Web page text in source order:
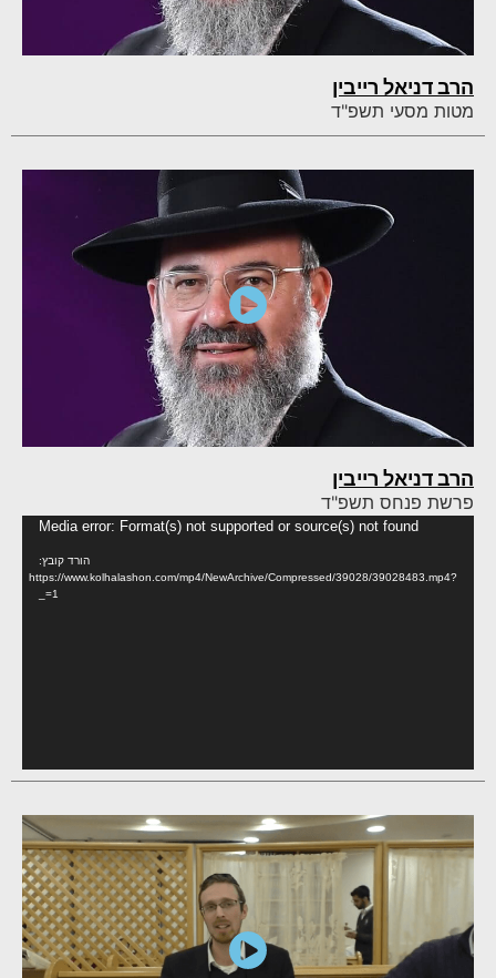
הרב דניאל רייבין
מטות מסעי תשפ"ד
הרב דניאל רייבין
פרשת פנחס תשפ"ד
Media error: Format(s) not supported or source(s) not found
הורד קובץ:
https://www.kolhalashon.com/mp4/NewArchive/Compressed/39028/39028483.mp4?
_=1